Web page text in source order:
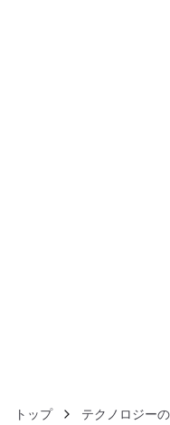
トップ テクノロジー